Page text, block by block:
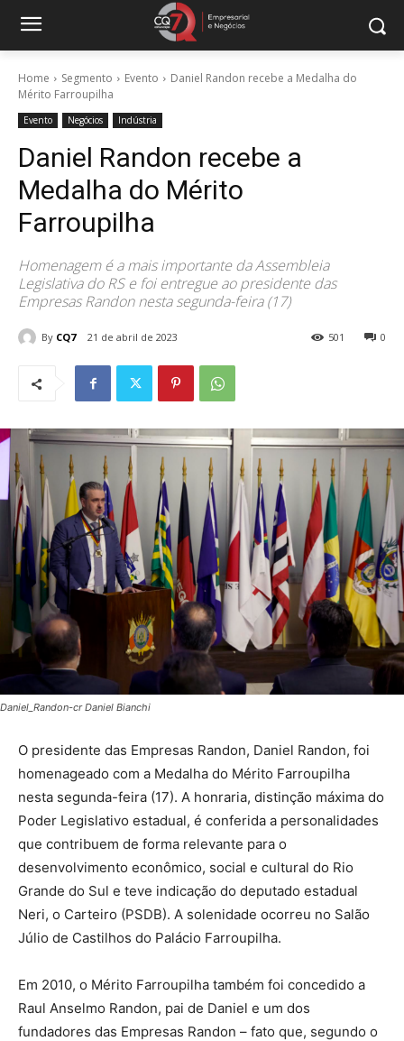
Home Segmento Evento
Daniel Randon recebe a Medalha do
Mérito Farroupilha
Evento Negócios Indústria
Daniel Randon recebe a
Medalha do Mérito
Farroupilha
Homenagem é a mais importante da Assembleia
Legislativa do RS e foi entregue ao presidente das
Empresas Randon nesta segunda-feira (17)
By CQ7 21 de abril de 2023 0
501
Daniel_Randon-cr Daniel Bianchi
O presidente das Empresas Randon, Daniel Randon, foi
homenageado com a Medalha do Mérito Farroupilha
nesta segunda-feira (17). A honraria, distinção máxima do
Poder Legislativo estadual, é conferida a personalidades
que contribuem de forma relevante para o
desenvolvimento econômico, social e cultural do Rio
Grande do Sul e teve indicação do deputado estadual
Neri, o Carteiro (PSDB). A solenidade ocorreu no Salão
Júlio de Castilhos do Palácio Farroupilha.
Em 2010, o Mérito Farroupilha também foi concedido a
Raul Anselmo Randon, pai de Daniel e um dos
fundadores das Empresas Randon – fato que, segundo o